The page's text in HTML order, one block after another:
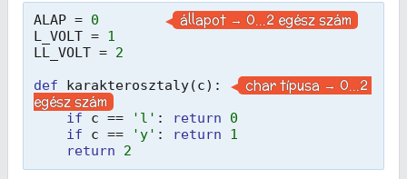
ALAP = 0 állapot → 0...2 egész szám
L_VOLT = 1
LL_VOLT = 2
def
karakterosztaly(c):
char típusa → 0...2
egész szám
if c == 'l' : return
0
if
c == 'y' : return
1
return
2